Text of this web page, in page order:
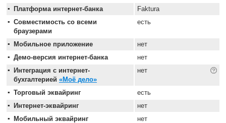
Платформа интернет-банка
Faktura
Совместимость со всеми
браузерами
есть
Мобильное приложение
нет
Демо-версия интернет-банка
нет
Интеграция с интернет-
бухгалтерией «Моё дело»
нет
Торговый эквайринг
есть
Интернет-эквайринг
нет
Мобильный эквайринг
нет